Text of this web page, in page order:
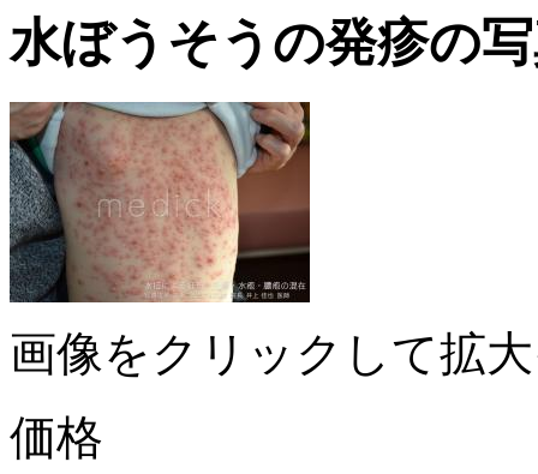
水ぼうそうの発疹の
画像をクリックして拡
価格